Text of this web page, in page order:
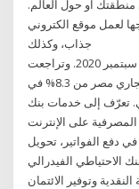
منطقتك او حول العالم.
لعمل موقع الكتروني
جذاب، وكذلك
الديون غير المنتظمة تتراجع إلى 6.2% في نهاية سبتمبر 2020. وتراجعت
الديون غير المنتظمة لدى بنك أبو ظبي التجاري مصر من 8.3% في
الماضي. تعرّف إلى خدمات بنك
المصرفية على الإنترنت
دفع الفواتير، تحويل
الاحتياطي الفيدرالي
وتوفير الائتمان